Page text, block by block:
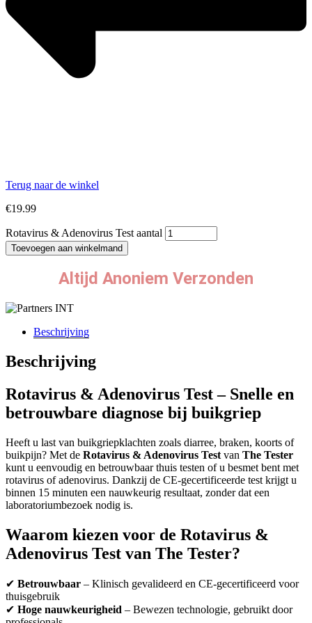
Terug naar de winkel
€19.99
Rotavirus & Adenovirus Test aantal
Toevoegen aan winkelmand
Altijd Anoniem Verzonden
Beschrijving
Beschrijving
Rotavirus & Adenovirus Test – Snelle en
betrouwbare diagnose bij buikgriep
Heeft u last van buikgriepklachten zoals diarree, braken, koorts of
buikpijn? Met de Rotavirus & Adenovirus Test van The Tester
kunt u eenvoudig en betrouwbaar thuis testen of u besmet bent met
rotavirus of adenovirus. Dankzij de CE-gecertificeerde test krijgt u
binnen 15 minuten een nauwkeurig resultaat, zonder dat een
laboratoriumbezoek nodig is.
Waarom kiezen voor de Rotavirus &
Adenovirus Test van The Tester?
✔ Betrouwbaar – Klinisch gevalideerd en CE-gecertificeerd voor
thuisgebruik
✔ Hoge nauwkeurigheid – Bewezen technologie, gebruikt door